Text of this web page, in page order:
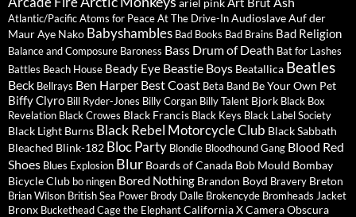
ariel pink
Atlantic/PacificAtoms for PeaceAt The Drive-InAudioslaveAuf der
MaurAye Nako Babyshambles Bad Books Bad Brains Bad Religion
Balance and Composure Baroness Bass Drum of Death Bat for Lashes
Battles Beach House Beady Eye Beastie Boys Beatallica Beatles
Beck Bellrays Ben Harper Best Coast Beta Band Be Your Own Pet
Biffy Clyro Bill Ryder-Jones Billy Corgan Billy Talent Bjork Black Box
Revelation Black Crowes Black Francis Black Keys Black Label Society
Black Light Burns Black Rebel Motorcycle Club Black Sabbath
Bleached Blink-182 Bloc Party Blondie Bloodhound Gang Blood Red
Shoes Blues Explosion Blur Boards of Canada Bob Mould Bombay
Bicycle Club bo ningen Bored Nothing Brandon Boyd Bravery Breton
Brian Wilson British Sea Power Brody Dalle Brokencyde Bromheads Jacket
Bronx BucketheadCage the ElephantCalifornia XCamera Obscura